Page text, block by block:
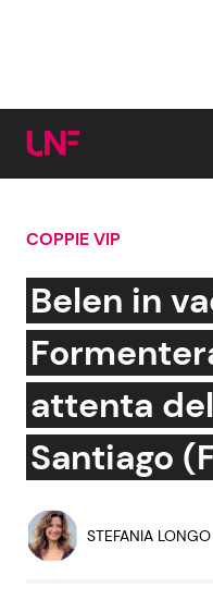
Cerca:
News e Cronaca
Attualità Italiana
Dal Mondo
Economia
Persone Scomparse
COPPIE VIP
Belen in
attenta
Santiago
STEFANIA LONGO